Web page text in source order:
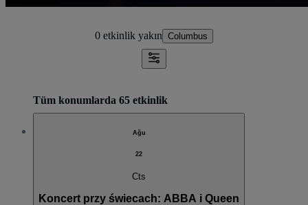
0 etkinlik yakın Columbus
Tüm konumlarda 65 etkinlik
Ağu
22
Cts
Koncert przy świecach: ABBA i Queen